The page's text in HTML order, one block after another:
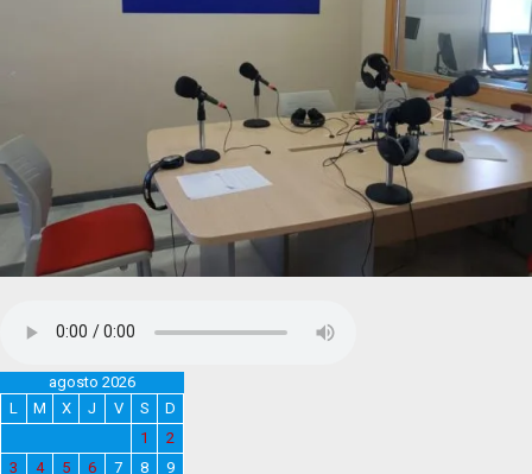
agosto 2026
L
M X J V S
D
1
2
3
4 5 6 7 8 9